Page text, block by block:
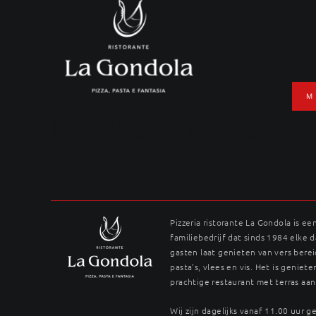
Krokant
Pizzeria ristorante La Gondola is
familiebedrijf dat sinds 1984 elke
gasten laat genieten van vers
pasta’s, vlees en vis. Het is
prachtige restaurant met terras
Wij zijn dagelijks vanaf 11.00 uur